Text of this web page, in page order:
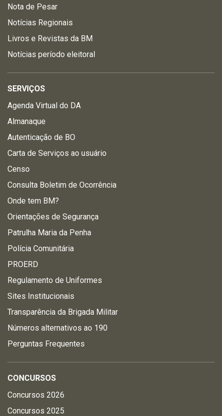
Nota de Pesar
Notícias Regionais
Livros e Revistas da BM
Notícias período eleitoral
SERVIÇOS
Agenda Virtual do DA
Almanaque
Autenticação de BO
Carta de Serviços ao usuário
Censo
Consulta Boletim de Ocorrência
Onde tem BM?
Orientações de Segurança
Patrulha Maria da Penha
Polícia Comunitária
PROERD
Regulamento de Uniformes
Sites Institucionais
Transparência da Brigada Militar
Números alternativos ao 190
Perguntas Frequentes
CONCURSOS
Concursos 2026
Concursos 2025